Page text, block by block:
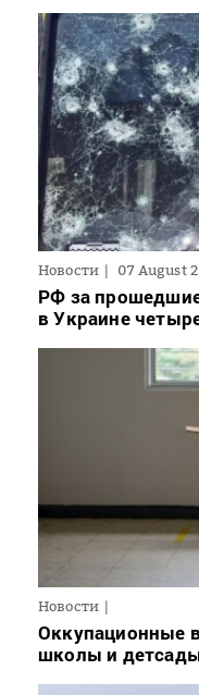
Новости 07 August
РФ за
в Украине
Новости
Оккупационные
школы и